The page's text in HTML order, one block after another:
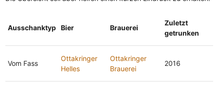
Ausschanktyp Bier Brauerei
Zuletzt
getrunken
Vom Fass
Ottakringer
Helles
Ottakringer
Brauerei
2016